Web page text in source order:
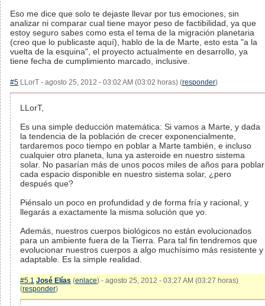
Eso me dice que solo te dejaste llevar por tus emociones, sin
analizar ni comparar cual tiene mayor peso de factibilidad, ya que
estoy seguro sabes como esta el tema de la migración planetaria
(creo que lo publicaste aquí), hablo de la de Marte, esto esta "a la
vuelta de la esquina", el proyecto actualmente en desarrollo, ya
tiene fecha de cumplimiento marcado, inclusive.
#5 LLorT - agosto 25, 2012 - 03:02 AM (03:02 horas) (responder)
LLorT,
Es una simple deducción matemática: Si vamos a Marte, y dada
la tendencia de la población de crecer exponencialmente,
tardaremos poco tiempo en poblar a Marte también, e incluso
cualquier otro planeta, luna ya asteroide en nuestro sistema
solar. No pasarían más de unos pocos miles de años para poblar
cada espacio disponible en nuestro sistema solar, ¿pero
después que?
Piénsalo un poco en profundidad y de forma fría y racional, y
llegarás a exactamente la misma solución que yo.
Además, nuestros cuerpos biológicos no están evolucionados
para un ambiente fuera de la Tierra. Para tal fin tendremos que
evolucionar nuestros cuerpos a algo muchísimo más resistente y
adaptable. Es la simple realidad.
#5.1 José Elías (enlace) - agosto 25, 2012 - 03:27 AM (03:27 horas)
(responder)